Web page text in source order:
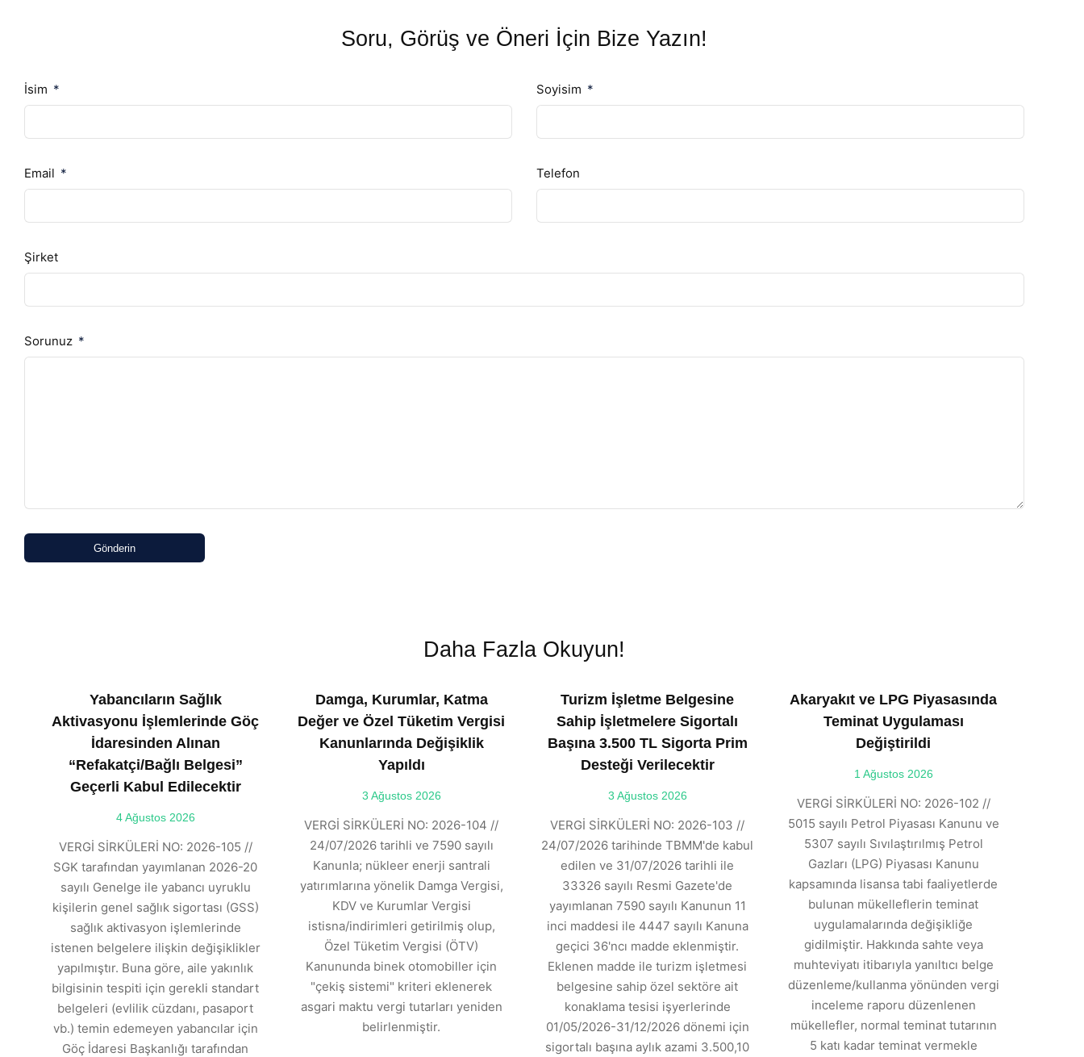
Soru, Görüş ve Öneri İçin Bize Yazın!
İsim Soyisim
Email Telefon
Şirket
Sorunuz
Gönderin
Daha Fazla Okuyun!
Yabancıların Sağlık
Aktivasyonu İşlemlerinde Göç
İdaresinden Alınan
“Refakatçi/Bağlı Belgesi”
Geçerli Kabul Edilecektir
4 Ağustos 2026
VERGİ SİRKÜLERİ NO: 2026-105 //
SGK tarafından yayımlanan 2026-20
sayılı Genelge ile yabancı uyruklu
kişilerin genel sağlık sigortası (GSS)
sağlık aktivasyon işlemlerinde
istenen belgelere ilişkin değişiklikler
yapılmıştır. Buna göre, aile yakınlık
bilgisinin tespiti için gerekli standart
belgeleri (evlilik cüzdanı, pasaport
vb.) temin edemeyen yabancılar için
Göç İdaresi Başkanlığı tarafından
Damga, Kurumlar, Katma
Değer ve Özel Tüketim Vergisi
Kanunlarında Değişiklik
Yapıldı
3 Ağustos 2026
VERGİ SİRKÜLERİ NO: 2026-104 //
24/07/2026 tarihli ve 7590 sayılı
Kanunla; nükleer enerji santrali
yatırımlarına yönelik Damga Vergisi,
KDV ve Kurumlar Vergisi
istisna/indirimleri getirilmiş olup,
Özel Tüketim Vergisi (ÖTV)
Kanununda binek otomobiller için
"çekiş sistemi" kriteri eklenerek
asgari maktu vergi tutarları yeniden
belirlenmiştir.
Turizm İşletme Belgesine
Sahip İşletmelere Sigortalı
Başına 3.500 TL Sigorta Prim
Desteği Verilecektir
3 Ağustos 2026
VERGİ SİRKÜLERİ NO: 2026-103 //
24/07/2026 tarihinde TBMM'de kabul
edilen ve 31/07/2026 tarihli ile
33326 sayılı Resmi Gazete'de
yayımlanan 7590 sayılı Kanunun 11
inci maddesi ile 4447 sayılı Kanuna
geçici 36'ncı madde eklenmiştir.
Eklenen madde ile turizm işletmesi
belgesine sahip özel sektöre ait
konaklama tesisi işyerlerinde
01/05/2026-31/12/2026 dönemi için
sigortalı başına aylık azami 3.500,10
Akaryakıt ve LPG Piyasasında
Teminat Uygulaması
Değiştirildi
1 Ağustos 2026
VERGİ SİRKÜLERİ NO: 2026-102 //
5015 sayılı Petrol Piyasası Kanunu ve
5307 sayılı Sıvılaştırılmış Petrol
Gazları (LPG) Piyasası Kanunu
kapsamında lisansa tabi faaliyetlerde
bulunan mükelleflerin teminat
uygulamalarında değişikliğe
gidilmiştir. Hakkında sahte veya
muhteviyatı itibarıyla yanıltıcı belge
düzenleme/kullanma yönünden vergi
inceleme raporu düzenlenen
mükellefler, normal teminat tutarının
5 katı kadar teminat vermekle